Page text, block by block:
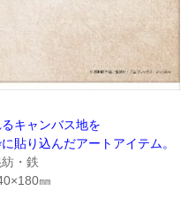
キャンバス地を
貼り込んだアートアイテム。
・鉄
㎜